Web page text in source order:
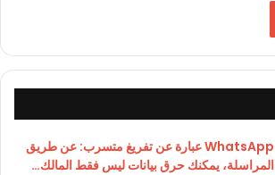
WhatsApp عبارة عن تفريغ متسرب: عن طريق
المراسلة، يمكنك حرق بيانات ليس فقط المالك…